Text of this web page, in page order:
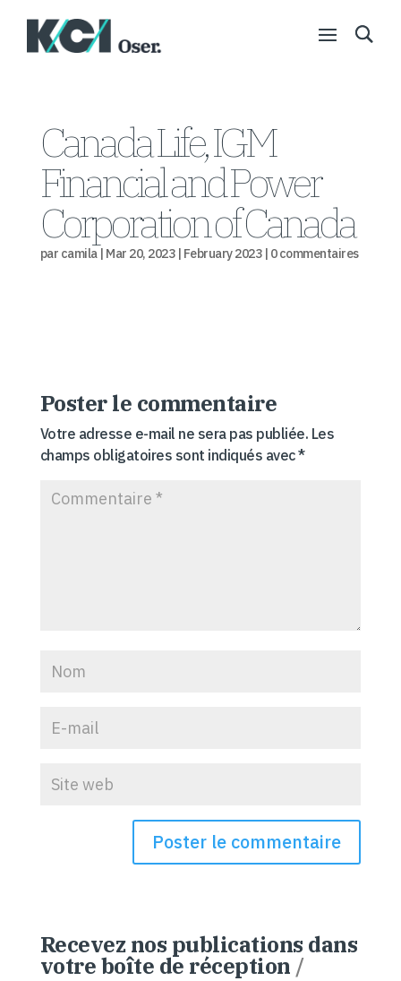
Canada Life, IGM
Financial and Power
Corporation of Canada
par camila| Mar 20, 2023| February 2023| 0 commentaires
Poster le commentaire
Votre adresse e-mail ne sera pas publiée. Les
champs obligatoires sont indiqués avec*
Recevez nos publications dans
votre boîte de réception /